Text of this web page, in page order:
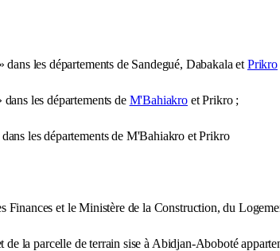
les départements de Sandegué, Dabakala et Prikro
les départements de M'Bahiakroet Prikro ;
les départements de M'Bahiakro et Prikro
et le Ministère de la Construction, du
de la parcelle de terrain sise à Abidjan-Aboboté